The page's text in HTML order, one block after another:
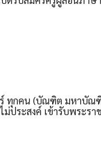
ทุกคน (บัณฑิต มหาบั
ม่ประสงค์ เข้ารับพระร